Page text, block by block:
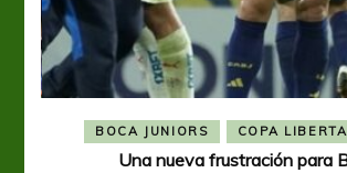
BOCA JUNIORS COPA
Una nueva frustración para